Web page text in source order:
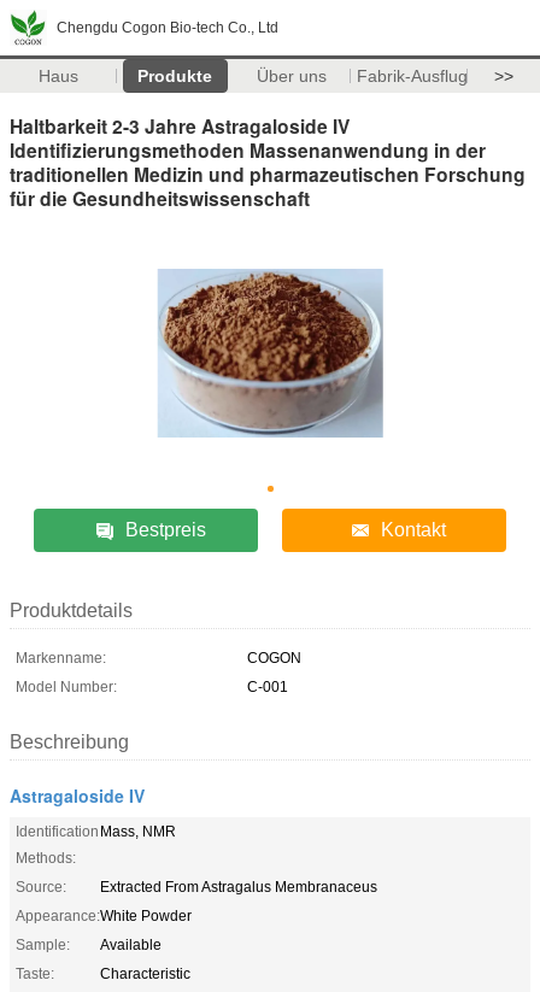
Chengdu Cogon Bio-tech Co., Ltd
Haus Produkte Über uns Fabrik-Ausflug >>
Haltbarkeit 2-3 Jahre Astragaloside IV
Identifizierungsmethoden Massenanwendung in der
traditionellen Medizin und pharmazeutischen Forschung
für die Gesundheitswissenschaft
Bestpreis Kontakt
Produktdetails
Markenname:
COGON
Model Number:
C-001
Beschreibung
Astragaloside IV
Identification
Methods:
Mass, NMR
Source:
Extracted From Astragalus Membranaceus
Appearance:White Powder
Sample:
Available
Taste:
Characteristic